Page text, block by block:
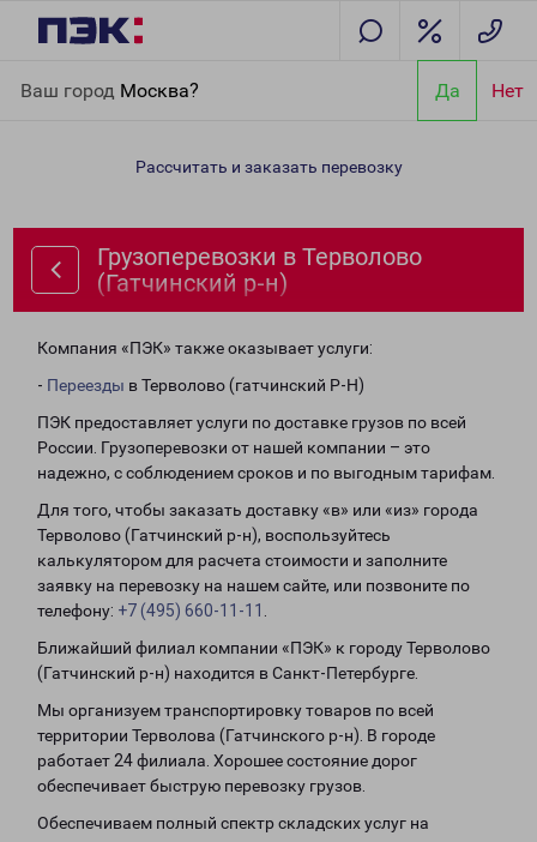
Ваш город Москва? Да Нет
(Гатчинский р-н)
Рассчитать и заказать перевозку
Грузоперевозки в Терволово
(Гатчинский р-н)
Компания «ПЭК» также оказывает услуги:
- Переезды в Терволово (гатчинский Р-Н)
ПЭК предоставляет услуги по доставке грузов по всей
России. Грузоперевозки от нашей компании – это
надежно, с соблюдением сроков и по выгодным тарифам.
Для того, чтобы заказать доставку «в» или «из» города
Терволово (Гатчинский р-н), воспользуйтесь
калькулятором для расчета стоимости и заполните
заявку на перевозку на нашем сайте, или позвоните по
телефону: +7 (495) 660-11-11
Ближайший филиал компании «ПЭК» к городу Терволово
(Гатчинский р-н) находится в Санкт-Петербурге.
Мы организуем транспортировку товаров по всей
территории Терволова (Гатчинского р-н). В городе
работает 24 филиала. Хорошее состояние дорог
обеспечивает быструю перевозку грузов.
Обеспечиваем полный спектр складских услуг на